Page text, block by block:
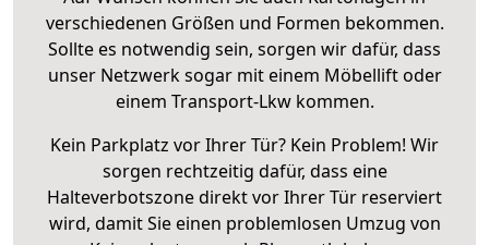
verschiedenen Größen und Formen bekommen.
Sollte es notwendig sein, sorgen wir dafür, dass
unser Netzwerk sogar mit einem Möbellift oder
einem Transport-Lkw kommen.
Kein Parkplatz vor Ihrer Tür? Kein Problem! Wir
sorgen rechtzeitig dafür, dass eine
Halteverbotszone direkt vor Ihrer Tür reserviert
wird, damit Sie einen problemlosen Umzug von